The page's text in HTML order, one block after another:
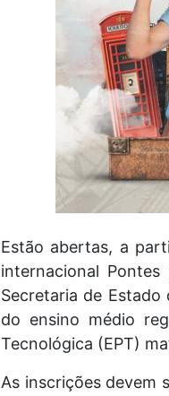
Estão abertas, a
internacional
Secretaria de Estado
do ensino médio
Tecnológica (EPT)
As inscrições devem